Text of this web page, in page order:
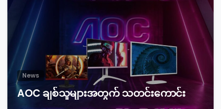
News
AOC ချစ်သူများအတွက် သတင်းကောင်း